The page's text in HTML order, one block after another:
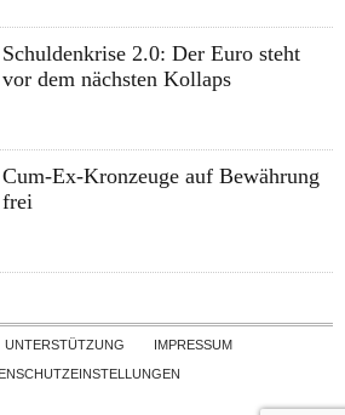
Schuldenkrise 2.0: Der Euro steht
vor dem nächsten Kollaps
Cum-Ex-Kronzeuge auf Bewährung
frei
Skip to content
UNTERSTÜTZUNG
IMPRESSUM